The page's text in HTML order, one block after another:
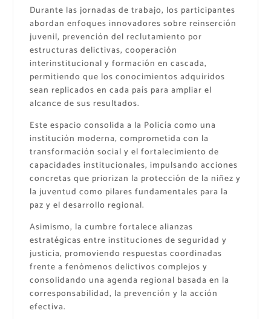
Durante las jornadas de trabajo, los participantes
abordan enfoques innovadores sobre reinserción
juvenil, prevención del reclutamiento por
estructuras delictivas, cooperación
interinstitucional y formación en cascada,
permitiendo que los conocimientos adquiridos
sean replicados en cada país para ampliar el
alcance de sus resultados.
Este espacio consolida a la Policía como una
institución moderna, comprometida con la
transformación social y el fortalecimiento de
capacidades institucionales, impulsando acciones
concretas que priorizan la protección de la niñez y
la juventud como pilares fundamentales para la
paz y el desarrollo regional.
Asimismo, la cumbre fortalece alianzas
estratégicas entre instituciones de seguridad y
justicia, promoviendo respuestas coordinadas
frente a fenómenos delictivos complejos y
consolidando una agenda regional basada en la
corresponsabilidad, la prevención y la acción
efectiva.